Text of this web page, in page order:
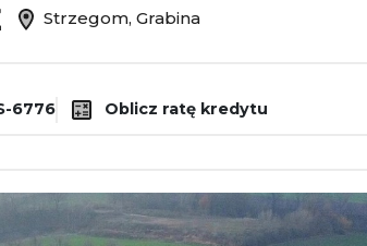
Strzegom, Grabina
6776 Oblicz ratę kredytu